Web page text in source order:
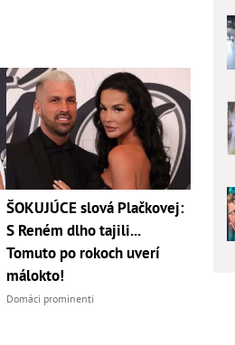
ŠOKUJÚCE slová Plačkovej:
S Reném dlho tajili...
Tomuto po rokoch uverí
málokto!
Domáci prominenti